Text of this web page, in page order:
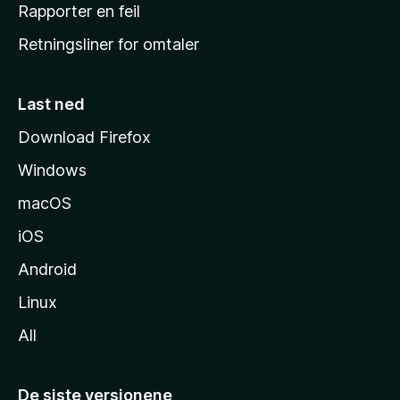
m
e
i
d
Rapporter en feil
Retningsliner for omtaler
Last ned
Download Firefox
Windows
macOS
iOS
Android
Linux
All
De siste versjonene